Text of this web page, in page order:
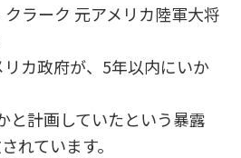
ラーク 元アメリカ陸軍大将
カ政府が、5年以内にいか
と計画していたという暴露
れています。